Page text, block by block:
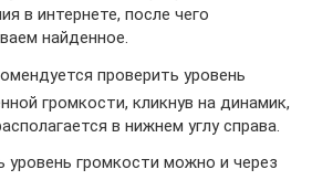
в интернете, после чего
найденное.
проверить уровень
громкости, кликнув на динамик,
в нижнем углу справа.
уровень громкости можно и через